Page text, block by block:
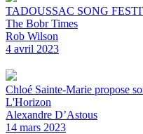
TADOUSSAC SONG
The Bobr Times
Rob Wilson
4 avril 2023
Chloé Sainte-Marie propose
L'Horizon
Alexandre D’Astous
14 mars 2023